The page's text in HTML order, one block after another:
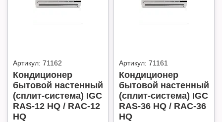
Артикул: 71162
Кондиционер
бытовой настенный
(сплит-система) IGC
RAS-12 HQ / RAC-12
HQ
Артикул: 71161
Кондиционер
бытовой настенный
(сплит-система) IGC
RAS-36 HQ / RAC-36
HQ